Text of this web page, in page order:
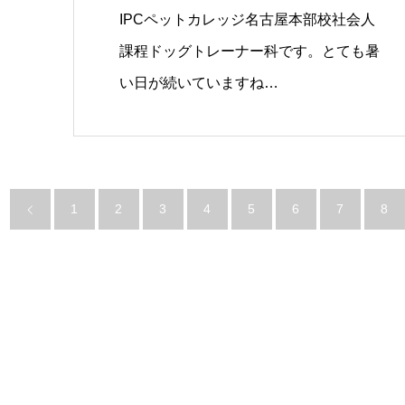
IPCペットカレッジ名古屋本部校社会人
課程ドッグトレーナー科です。とても暑
い日が続いていますね…
1 2 3 4 5 6 7 8